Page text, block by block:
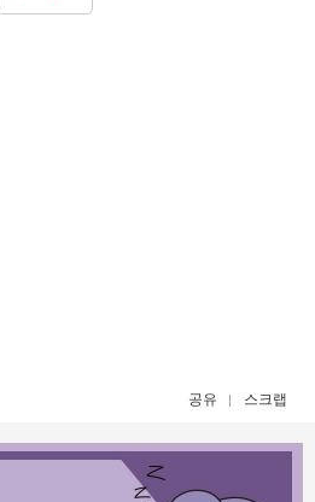
공유 스크랩